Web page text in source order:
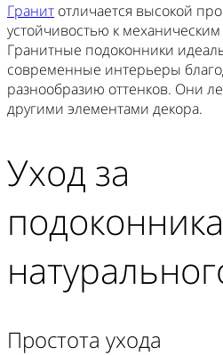
Гранит отличается высокой
устойчивостью к
Гранитные подоконники
современные интерьеры
разнообразию оттенков. Они
другими элементами декора.
Уход за
Простота ухода